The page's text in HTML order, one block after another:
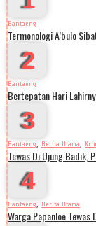
Bantaeng
Termonologi A’bulo
2
Bantaeng
Bertepatan Hari
3
Bantaeng, Berita Utama,
Tewas Di Ujung Badik,
4
Bantaeng, Berita Utama
Warga Papanloe Tewas